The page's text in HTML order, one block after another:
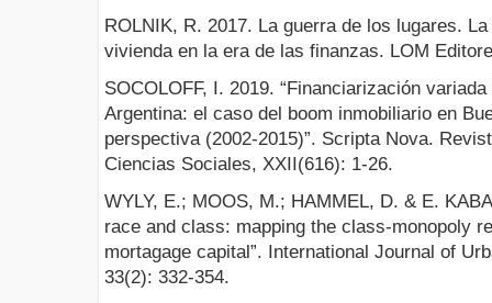
ROLNIK, R. 2017. La guerra de los lugares.
vivienda en la era de las finanzas. LOM
SOCOLOFF, I. 2019. “Financiarización
Argentina: el caso del boom inmobiliario en
perspectiva (2002-2015)”. Scripta Nova.
Ciencias Sociales, XXII(616): 1-26.
WYLY, E.; MOOS, M.; HAMMEL, D. & E.
race and class: mapping the class-monopoly
mortagage capital”. International Journal of
33(2): 332-354.